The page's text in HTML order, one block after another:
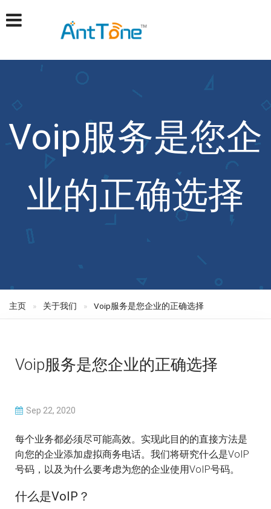
Voip服务是您企
业的正确选择
主页 关于我们 Voip服务是您企业的正确选择
Voip服务是您企业的正确选择
Sep 22, 2020
每个业务都必须尽可能高效。实现此目的的直接方法是
向您的企业添加虚拟商务电话。我们将研究什么是VoIP
号码，以及为什么要考虑为您的企业使用VoIP号码。
什么是VoIP？